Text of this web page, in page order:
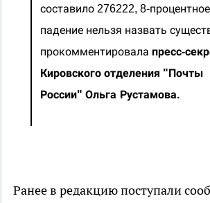
составило 276222, 8-процентное
падение нельзя назвать
прокомментировала пресс-
Кировского отделения "Почты
России" Ольга Рустамова.
Ранее в редакцию поступали